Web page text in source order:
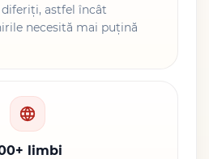
astfel încât
necesită mai puțină
limbi